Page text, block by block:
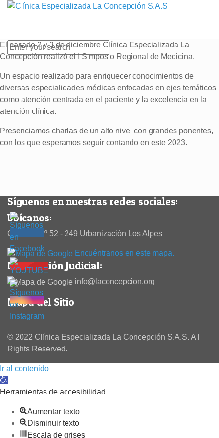
El pasado 2 y 3 de diciembre Clínica Especializada La
Concepción realizó el I Simposio Regional de Medicina.
Un espacio realizado para enriquecer conocimientos de
diversas especialidades médicas enfocadas en ejes temáticos
como atención centrada en el paciente y la excelencia en la
atención clínica.
Presenciamos charlas de un alto nivel con grandes ponentes,
con los que esperamos seguir contando en este 2023.
Síguenos en nuestras redes sociales:
Ubícanos:
Calle 38 Nº 52 - 249 Urbanización Los Alpes
Encuéntranos en este mapa.
Notificación Judicial:
info@laconcepcion.org
Mapa del Sitio
© 2022 Clínica Especializada La Concepción S.A.S. All
Rights Reserved.
Ir al contenido
Abrir barra de herramientas
Herramientas de accesibilidad
Aumentar texto
Disminuir texto
Escala de grises